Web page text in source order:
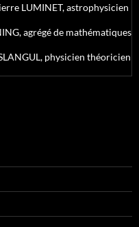
LUMINET, astrophysicien
agrégé de mathématiques
physicien théoricien